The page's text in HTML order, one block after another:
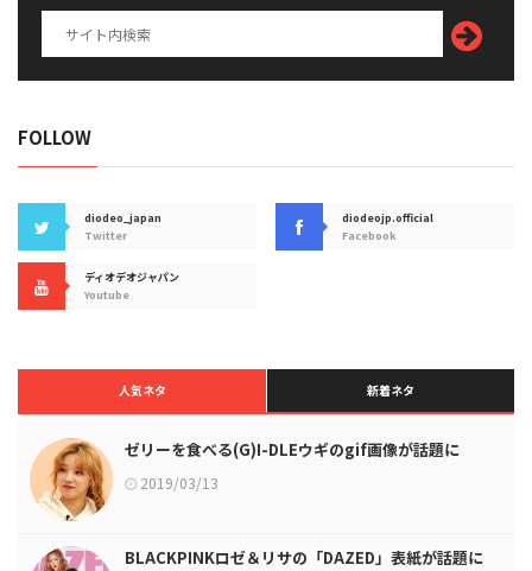
FOLLOW
diodeo_japan
Twitter
diodeojp.official
Facebook
ディオデオジャパン
Youtube
人気ネタ 新着ネタ
ゼリーを食べる(G)I-DLEウギのgif画像が話題に
2019/03/13
BLACKPINKロゼ＆リサの「DAZED」表紙が話題に